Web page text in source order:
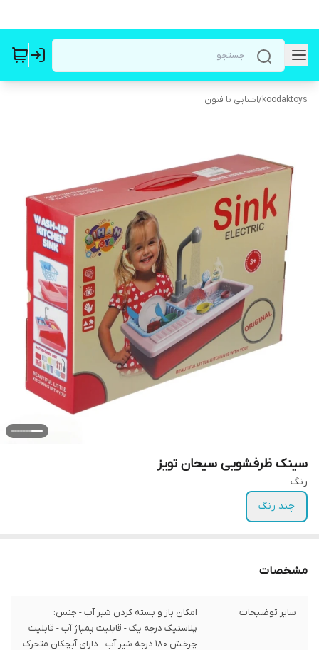
koodaktoys
/اشنایی با فنون
سینک ظرفشویی سیحان تویز
رنگ
چند رنگ
مشخصات
سایر توضیحات
امکان باز و بسته کردن شیر آب - جنس:
پلاستیک درجه یک - قابلیت پمپاژ آب - قابلیت
چرخش 180 درجه شیر آب - دارای آبچکان متحرک